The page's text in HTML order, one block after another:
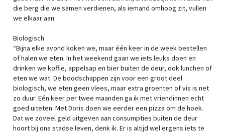
die berg die we samen verdienen, als iemand omhoog zit, vullen
we elkaar aan.
Biologisch
“Bijna elke avond koken we, maar één keer in de week bestellen
of halen we eten. In het weekend gaan we iets leuks doen en
drinken we koffie, appelsap en bier buiten de deur, ook lunchen of
eten we wat. De boodschappen zijn voor een groot deel
biologisch, we eten geen vlees, maar extra groenten of vis is net
zo duur. Eén keer per twee maanden ga ik met vriendinnen echt
goed uiteten. Met Doris doen we eerder een pizza om de hoek.
Dat we zoveel geld uitgeven aan consumpties buiten de deur
hoort bij ons stadse leven, denk ik. Er is altijd wel ergens iets te